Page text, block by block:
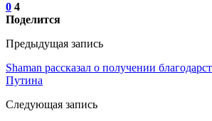
0 4
Поделится
Предыдущая запись
Shaman рассказал о получении
Путина
Следующая запись